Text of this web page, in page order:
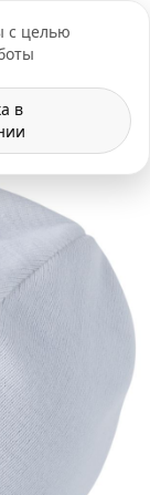
с целью
в
+7 (495) 109-07-
логотипа